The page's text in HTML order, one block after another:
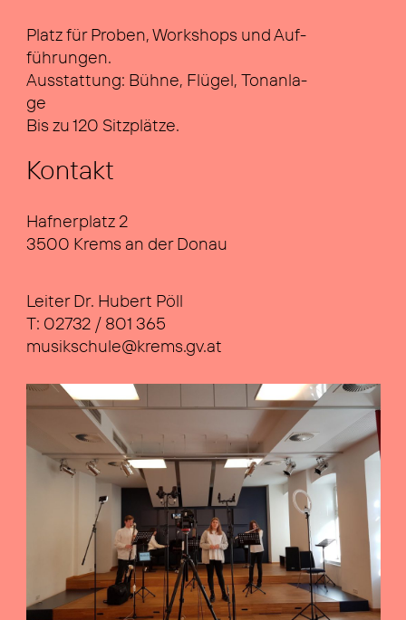
Platz für Pro­ben, Work­shops und Auf­
füh­run­gen.
Aus­stat­tung: Büh­ne, Flü­gel, Ton­an­la­
ge
Bis zu 120 Sitz­plät­ze.
Kon­takt
Haf­ner­platz 2
3500 Krems an der Donau
Lei­ter Dr. Hubert Pöll
T: 02732 / 801 365
musikschule@krems.gv.at